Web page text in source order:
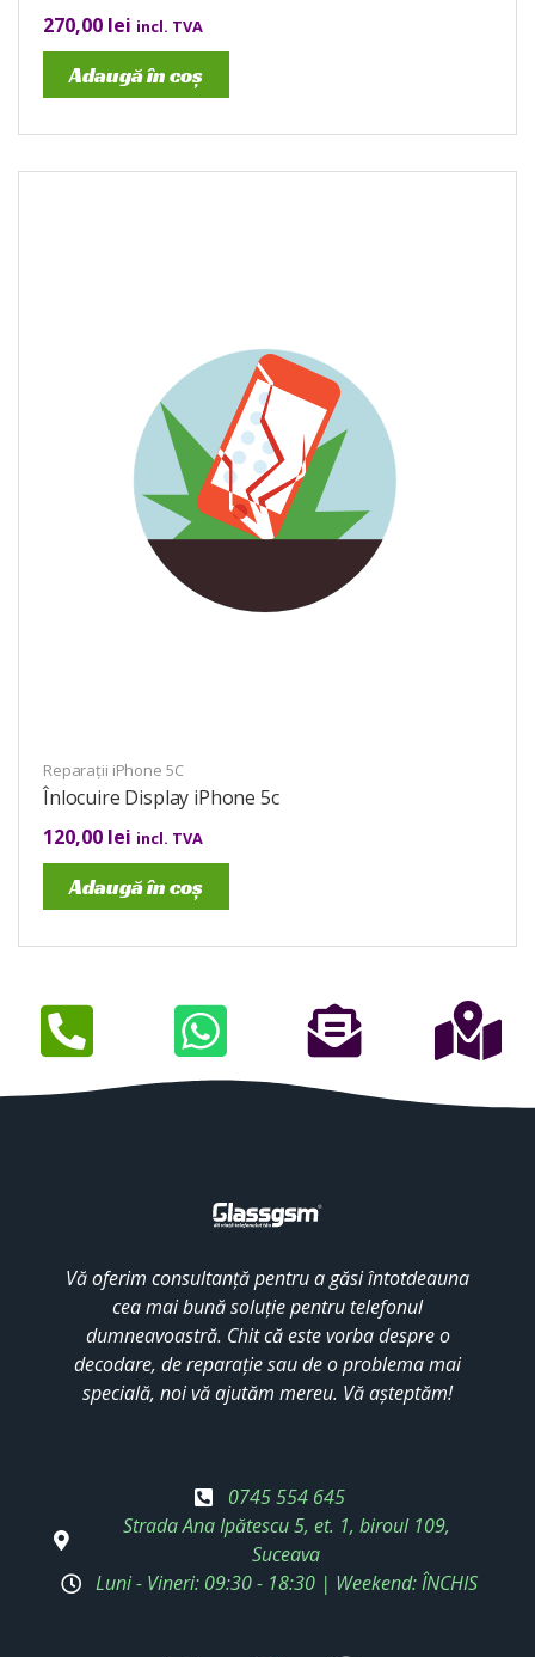
270,00 lei incl. TVA
Adaugă în coș
Reparații iPhone 5C
Înlocuire Display iPhone 5c
120,00 lei incl. TVA
Adaugă în coș
Vă oferim consultanță pentru a găsi întotdeauna
cea mai bună soluție pentru telefonul
dumneavoastră. Chit că este vorba despre o
decodare, de reparație sau de o problema mai
specială, noi vă ajutăm mereu. Vă așteptăm!
0745 554 645
Strada Ana Ipătescu 5, et. 1, biroul 109,
Suceava
Luni - Vineri: 09:30 - 18:30 | Weekend: ÎNCHIS